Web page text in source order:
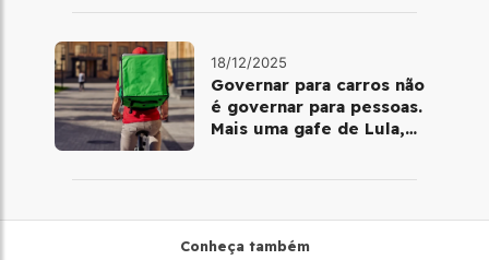
18/12/2025
Governar para carros não
é governar para pessoas.
Mais uma gafe de Lula,
Conheça também